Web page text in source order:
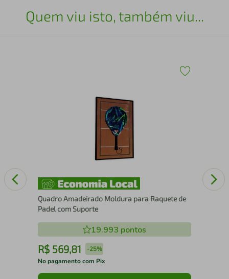
Quem viu isto, também viu...
Quadro Amadeirado Moldura para Raquete de
Padel com Suporte
19.993 pontos
R$ 569,81 -25%
No pagamento com Pix